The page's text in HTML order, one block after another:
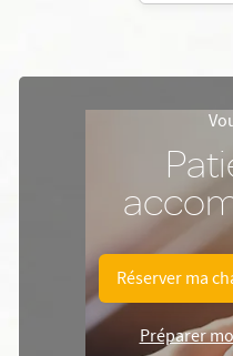
Réserver ma
Préparer